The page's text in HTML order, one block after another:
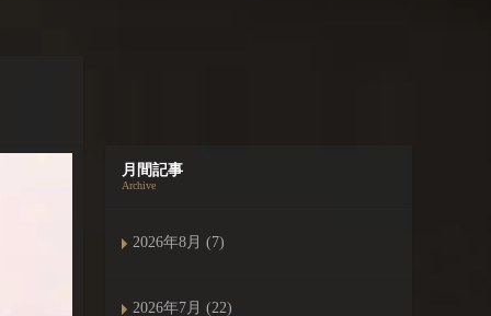
月間記事
Archive
2026年8月 (7)
2026年7月 (22)